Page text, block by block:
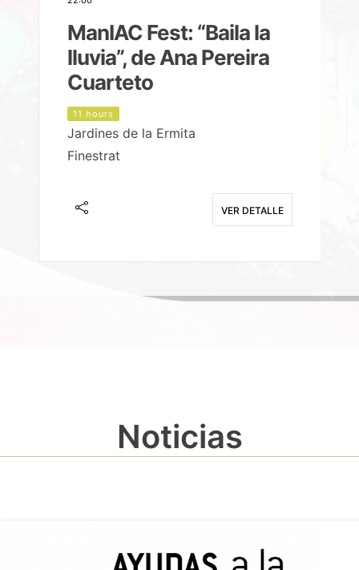
ManIAC Fest: “Baila la
lluvia”, de Ana Pereira
Cuarteto
11 hours
Jardines de la Ermita
Finestrat
VER DETALLE
Noticias